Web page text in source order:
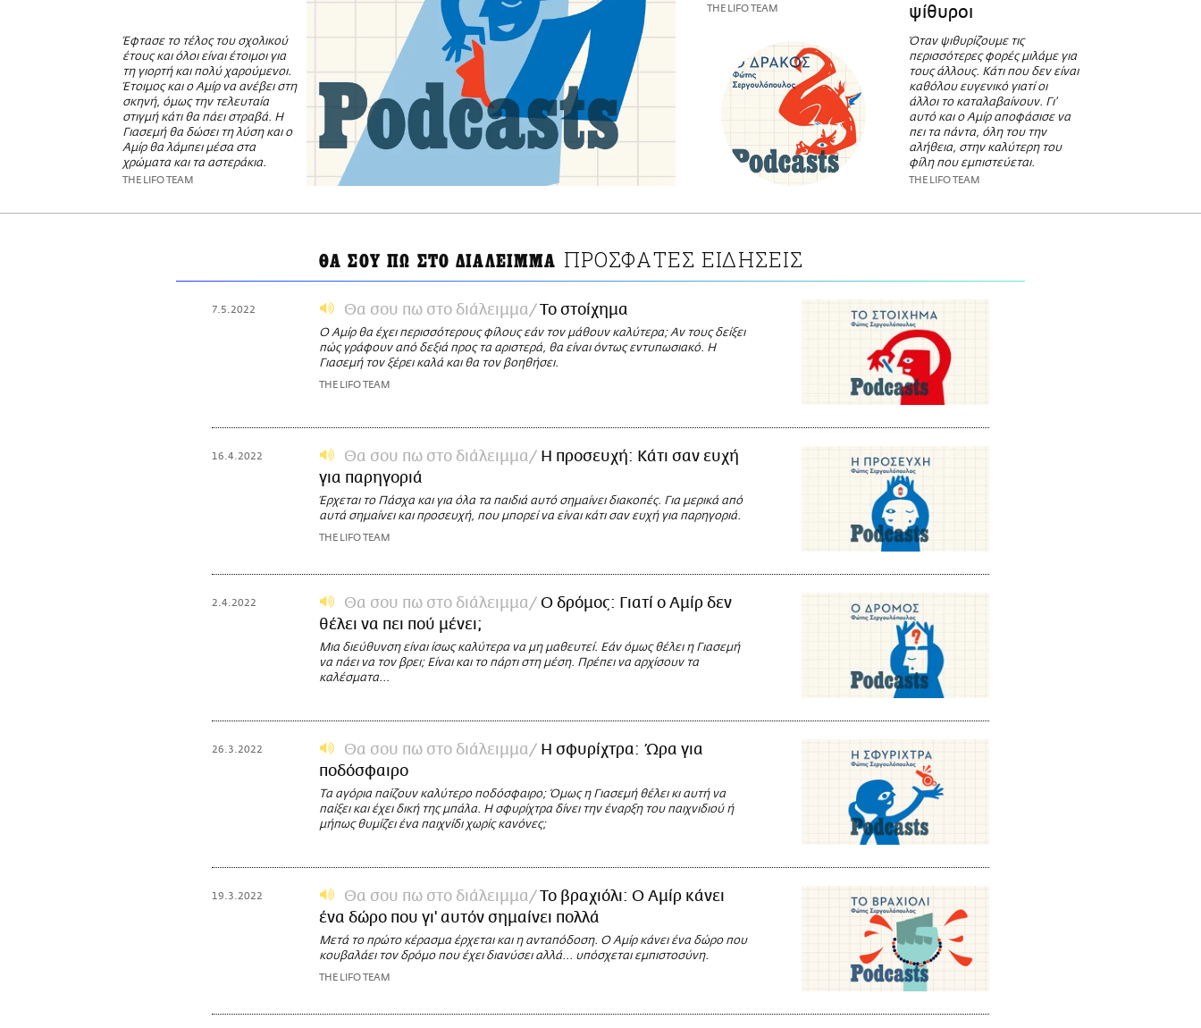
Έφτασε το τέλος του σχολικού
έτους και όλοι είναι έτοιμοι για
τη γιορτή και πολύ χαρούμενοι.
Έτοιμος και ο Αμίρ να ανέβει στη
σκηνή, όμως την τελευταία
στιγμή κάτι θα πάει στραβά. Η
Γιασεμή θα δώσει τη λύση και ο
Αμίρ θα λάμπει μέσα στα
χρώματα και τα αστεράκια.
THE LIFO TEAM
THE LIFO TEAM
ψίθυροι
Όταν ψιθυρίζουμε τις
περισσότερες φορές μιλάμε για
τους άλλους. Κάτι που δεν είναι
καθόλου ευγενικό γιατί οι
άλλοι το καταλαβαίνουν. Γι'
αυτό και o Αμίρ αποφάσισε να
πει τα πάντα, όλη του την
αλήθεια, στην καλύτερη του
φίλη που εμπιστεύεται.
THE LIFO TEAM
ΘΑ ΣΟΥ ΠΩ ΣΤΟ ΔΙΑΛΕΙΜΜΑ ΠΡΟΣΦΑΤΕΣ ΕΙΔΗΣΕΙΣ
7.5.2022 Θα σου πω στο διάλειμμα Το στοίχημα
Ο Αμίρ θα έχει περισσότερους φίλους εάν τον μάθουν καλύτερα; Αν τους δείξει
πώς γράφουν από δεξιά προς τα αριστερά, θα είναι όντως εντυπωσιακό. Η
Γιασεμή τον ξέρει καλά και θα τον βοηθήσει.
THE LIFO TEAM
16.4.2022 Θα σου πω στο διάλειμμα
Η προσευχή: Κάτι σαν ευχή
για παρηγοριά
Έρχεται το Πάσχα και για όλα τα παιδιά αυτό σημαίνει διακοπές. Για μερικά από
αυτά σημαίνει και προσευχή, που μπορεί να είναι κάτι σαν ευχή για παρηγοριά.
THE LIFO TEAM
2.4.2022 Θα σου πω στο διάλειμμα
Ο δρόμος: Γιατί ο Αμίρ δεν
θέλει να πει πού μένει;
Μια διεύθυνση είναι ίσως καλύτερα να μη μαθευτεί. Εάν όμως θέλει η Γιασεμή
να πάει να τον βρει; Είναι και το πάρτι στη μέση. Πρέπει να αρχίσουν τα
καλέσματα...
26.3.2022 Θα σου πω στο διάλειμμα
Η σφυρίχτρα: Ώρα για
ποδόσφαιρο
Τα αγόρια παίζουν καλύτερο ποδόσφαιρο; Όμως η Γιασεμή θέλει κι αυτή να
παίξει και έχει δική της μπάλα. Η σφυρίχτρα δίνει την έναρξη του παιχνιδιού ή
μήπως θυμίζει ένα παιχνίδι χωρίς κανόνες;
19.3.2022 Θα σου πω στο διάλειμμα
Το βραχιόλι: Ο Αμίρ κάνει
ένα δώρο που γι' αυτόν σημαίνει πολλά
Μετά το πρώτο κέρασμα έρχεται και η ανταπόδοση. Ο Αμίρ κάνει ένα δώρο που
κουβαλάει τον δρόμο που έχει διανύσει αλλά... υπόσχεται εμπιστοσύνη.
THE LIFO TEAM